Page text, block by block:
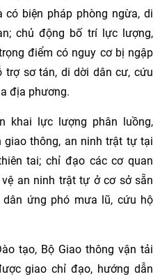
biện pháp phòng ngừa, di
chủ động bố trí lực lượng,
điểm có nguy cơ bị ngập
trợ sơ tán, di dời dân cư, cứu
địa phương.
khai lực lượng phân luồng,
thông, an ninh trật tự tại
tai; chỉ đạo các cơ quan
an ninh trật tự ở cơ sở sẵn
ứng phó mưa lũ, cứu hộ
tạo, Bộ Giao thông vận tải
giao chỉ đạo, hướng dẫn